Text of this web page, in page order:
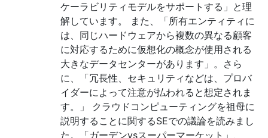
ケーラビリティモデルをサポートする」と理
解しています。 また、「所有エンティティに
は、同じハードウェアから複数の異なる顧客
に対応するために仮想化の概念が使用される
大きなデータセンターがあります」。さら
に、「冗長性、セキュリティなどは、プロバ
イダーによって注意が払われると想定されま
す。」 クラウドコンピューティングを祖母に
説明することに関するSEでの議論を読みまし
た。「ガーデンvsスーパーマーケット」、